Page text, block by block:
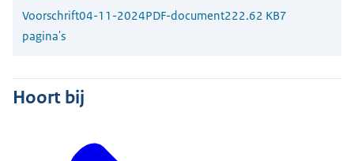
Voorschrift04-11-2024PDF-document222.62 KB7
pagina's
Hoort bij